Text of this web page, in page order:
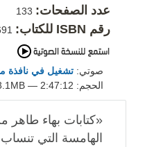
عدد الصفحات:
رقم ISBN للكتاب:
صوتي: تشغيل في نافذة
الحجم: 2:47:12 — 153.1MB)
«كتابات بهاء طاهر
الهامسة التي